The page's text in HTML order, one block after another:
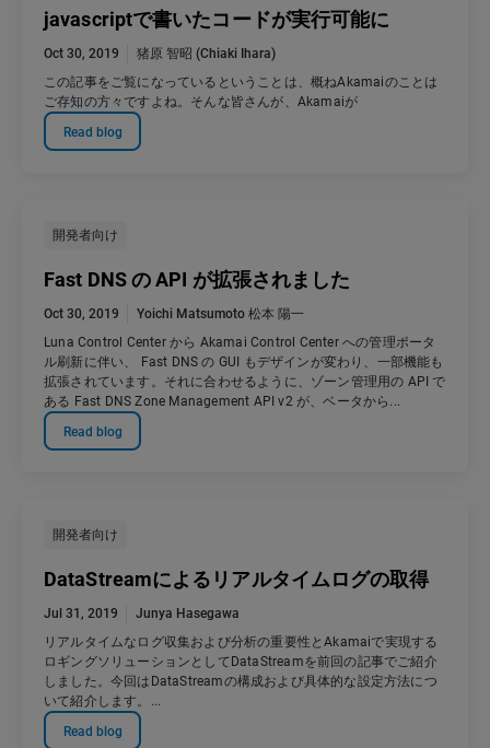
javascriptで書いたコードが実行可能に
Oct 30, 2019
猪原 智昭 (Chiaki Ihara)
この記事をご覧になっているということは、概ねAkamaiのことは
ご存知の方々ですよね。そんな皆さんが、Akamaiが
Read blog
開発者向け
Fast DNS の API が拡張されました
Oct 30, 2019
Yoichi Matsumoto 松本 陽一
Luna Control Center から Akamai Control Center への管理ポータ
ル刷新に伴い、 Fast DNS の GUI もデザインが変わり、一部機能も
拡張されています。それに合わせるように、ゾーン管理用の API で
ある Fast DNS Zone Management API v2 が、ベータから...
Read blog
開発者向け
DataStreamによるリアルタイムログの取得
Jul 31, 2019
Junya Hasegawa
リアルタイムなログ収集および分析の重要性とAkamaiで実現する
ロギングソリューションとしてDataStreamを前回の記事でご紹介
しました。今回はDataStreamの構成および具体的な設定方法につ
いて紹介します。...
Read blog